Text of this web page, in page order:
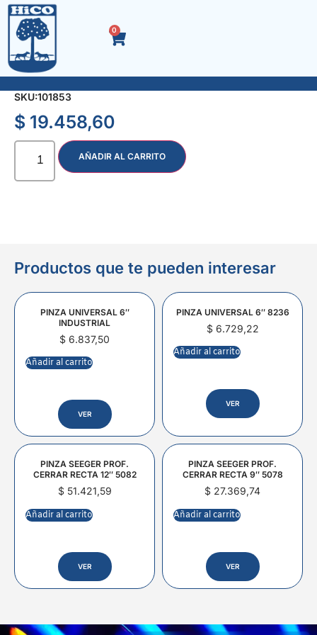
0
TARUGO NYLON 10 x 500 u. Bolsa
SKU:101853
$ 19.458,60
AÑADIR AL CARRITO
Productos que te pueden interesar
PINZA UNIVERSAL 6″
INDUSTRIAL
$ 6.837,50
Añadir al carrito
VER
PINZA UNIVERSAL 6″ 8236
$6.729,22
Añadir al carrito
VER
PINZA SEEGER PROF.
CERRAR RECTA 12″ 5082
$51.421,59
Añadir al carrito
VER
PINZA SEEGER PROF.
CERRAR RECTA 9″ 5078
$ 27.369,74
Añadir al carrito
VER